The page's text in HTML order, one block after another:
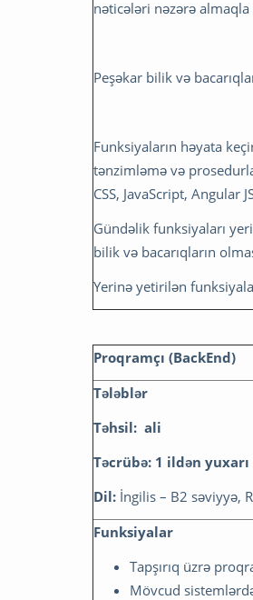
nəticələri nəzərə
Peşəkar bilik və
Funksiyaların həyata
tənzimləmə və
CSS, JavaScript, Angular
Gündəlik funksiyaları
bilik və bacarıqların
Yerinə yetirilən
Proqramçı (BackEnd)
Tələblər
Təhsil: ali
Təcrübə: 1 ildən yuxarı
Dil: İngilis – B2 səviyyə,
Funksiyalar
Tapşırıq üzrə
Mövcud